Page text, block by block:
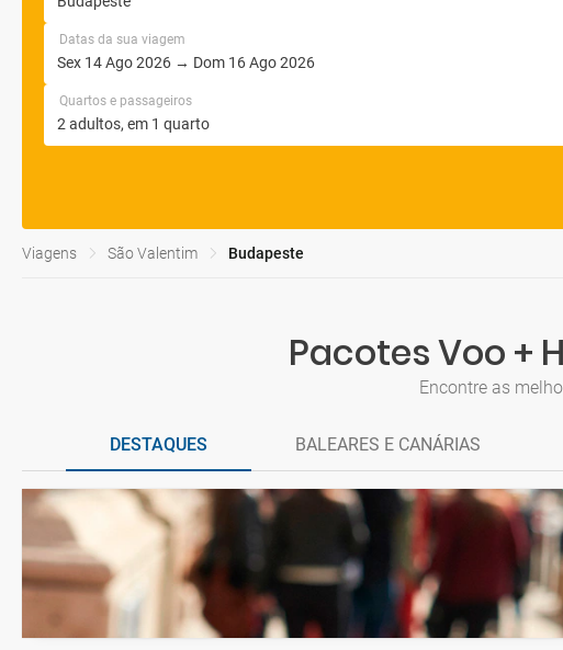
Datas da sua viagem
Quartos e passageiros
Viagens São Valentim Budapeste
Pacotes Voo +
Encontre as
DESTAQUES BALEARES E CANÁRIAS